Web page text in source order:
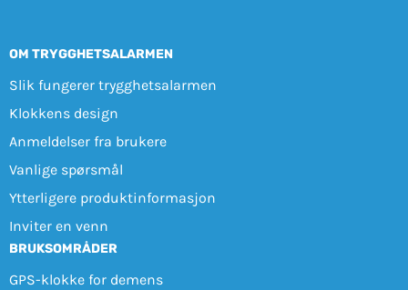
OM TRYGGHETSALARMEN
Slik fungerer trygghetsalarmen
Klokkens design
Anmeldelser fra brukere
Vanlige spørsmål
Ytterligere produktinformasjon
Inviter en venn
BRUKSOMRÅDER
GPS-klokke for demens